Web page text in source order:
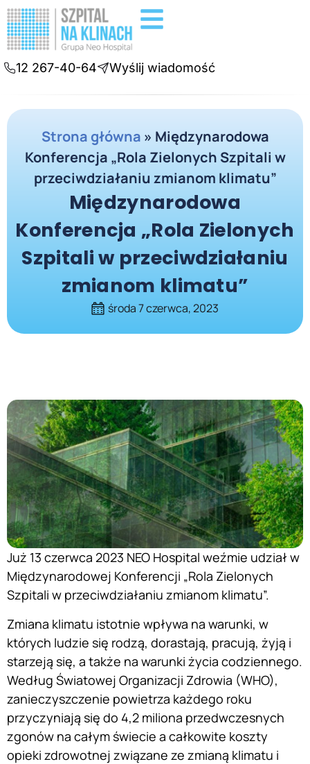
12 267-40-64 Wyślij wiadomość
Strona główna » Międzynarodowa
Konferencja „Rola Zielonych Szpitali w
przeciwdziałaniu zmianom klimatu”
Międzynarodowa
Konferencja „Rola Zielonych
Szpitali w przeciwdziałaniu
zmianom klimatu”
środa 7 czerwca, 2023
Już 13 czerwca 2023 NEO Hospital weźmie udział w
Międzynarodowej Konferencji „Rola Zielonych
Szpitali w przeciwdziałaniu zmianom klimatu”.
Zmiana klimatu istotnie wpływa na warunki, w
których ludzie się rodzą, dorastają, pracują, żyją i
starzeją się, a także na warunki życia codziennego.
Według Światowej Organizacji Zdrowia (WHO),
zanieczyszczenie powietrza każdego roku
przyczyniają się do 4,2 miliona przedwczesnych
zgonów na całym świecie a całkowite koszty
opieki zdrowotnej związane ze zmianą klimatu i